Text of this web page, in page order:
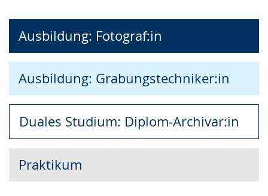
wird
angezeigt.
Ausbildung: Fotograf:in
Ausbildung: Grabungstechniker:in
Duales Studium: Diplom-Archivar:in
Praktikum